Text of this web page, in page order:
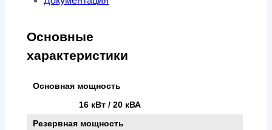
Основные
характеристики
Основная мощность
16 кВт / 20 кВА
Резервная мощность